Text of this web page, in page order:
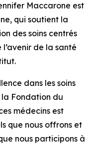
Maccarone est
qui soutient la
des soins centrés
de la santé
dans les soins
la Fondation du
médecins est
que nous offrons et
nous participons à